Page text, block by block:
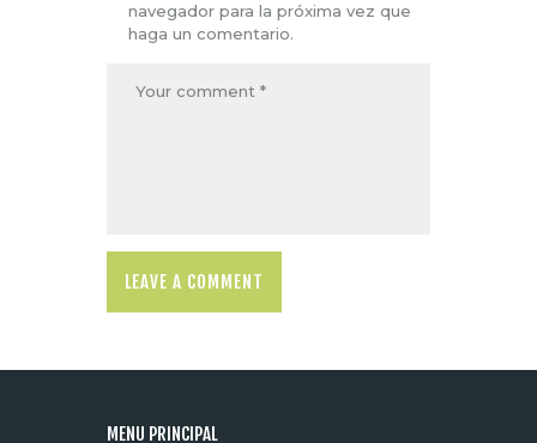
navegador para la próxima vez que
haga un comentario.
MENU PRINCIPAL